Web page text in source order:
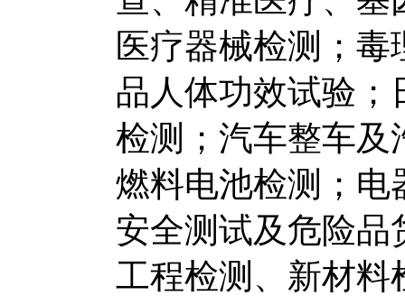
医疗器械检测；
品人体功效试验
检测；汽车整车及
燃料电池检测；电
安全测试及危险品
工程检测、新材料